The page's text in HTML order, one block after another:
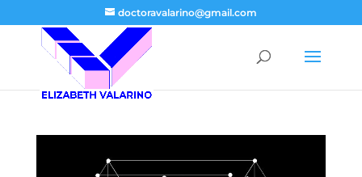
doctoravalarino@gmail.com